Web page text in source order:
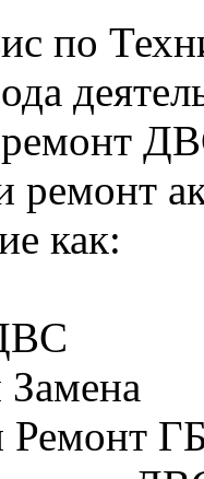
по
ремонт
как:
Ремонт